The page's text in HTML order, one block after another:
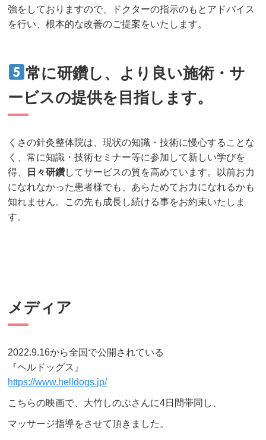
強をしておりますので、ドクターの指示のもとアドバイス
を行い、根本的な改善のご提案をいたします。
常に研鑽し、より良い施術・サ
ービスの提供を目指します。
くさの針灸整体院は、現状の知識・技術に慢心することな
く、常に知識・技術セミナー等に参加して新しい学びを
得、
日々研鑽してサービスの質を高めています。以前お力
になれなかった患者様でも、あらためてお力になれるかも
知れません。この先も成長し続ける事をお約束いたしま
す。
メディア
2022.9.16から全国で公開されている
『ヘルドッグス』
https://www.helldogs.jp/
こちらの映画で、大竹しのぶさんに4日間帯同し、
マッサージ指導をさせて頂きました。